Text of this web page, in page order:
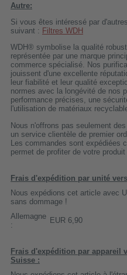
Autre:
Si vous êtes intéressé par
suivant : Filtres WDH
WDH® symbolise la qualité
représentée par une marque
commerce spécialisé. Nos
jouissent d'une excellente
leur fiabilité et leur qualité
normes avec la longévité de nos
performance précises, une
l'utilisation de matériaux
Nous n'offrons pas seulement
un service clientèle de premier
Les commandes sont expédiées
permet de profiter de votre
Frais d'expédition par unité
Nous expédions cet article avec
sans dommage !
Allemagne
:
EUR 6,90
Frais d'expédition par appareil
Suisse :